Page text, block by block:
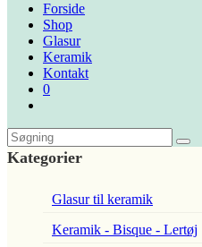
Forside
Shop
Glasur
Keramik
Kontakt
0
Kategorier
Glasur til keramik
Keramik - Bisque - Lertøj